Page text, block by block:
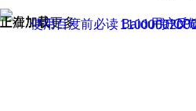
正在加载
上滑加载更多 用户反
使用百度前必读 Baidu 京ICP
京公网安备